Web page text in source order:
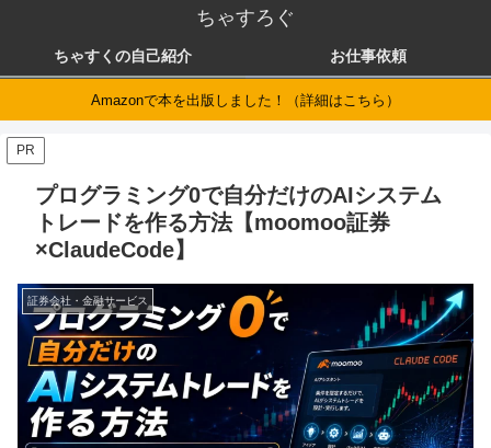
ちゃすろぐ
ちゃすくの自己紹介 お仕事依頼
Amazonで本を出版しました！（詳細はこちら）
PR
プログラミング0で自分だけのAIシステム
トレードを作る方法【moomoo証券
×ClaudeCode】
証券会社・金融サービス